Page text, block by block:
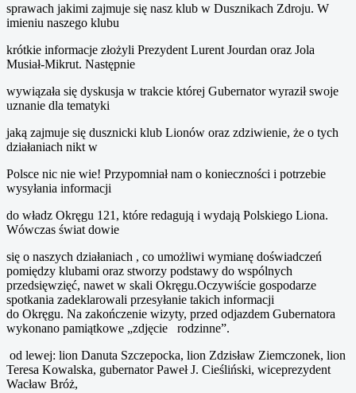
sprawach jakimi zajmuje się nasz klub w Dusznikach Zdroju. W
imieniu naszego klubu
krótkie informacje złożyli Prezydent Lurent Jourdan oraz Jola
Musiał-Mikrut. Następnie
wywiązała się dyskusja w trakcie której Gubernator wyraził swoje
uznanie dla tematyki
jaką zajmuje się dusznicki klub Lionów oraz zdziwienie, że o tych
działaniach nikt w
Polsce nic nie wie! Przypomniał nam o konieczności i potrzebie
wysyłania informacji
do władz Okręgu 121, które redagują i wydają Polskiego Liona.
Wówczas świat dowie
się o naszych działaniach , co umożliwi wymianę doświadczeń
pomiędzy klubami oraz stworzy podstawy do wspólnych
przedsięwzięć, nawet w skali Okręgu.Oczywiście gospodarze
spotkania zadeklarowali przesyłanie takich informacji
do Okręgu. Na zakończenie wizyty, przed odjazdem Gubernatora
wykonano pamiątkowe „zdjęcie rodzinne”.
od lewej: lion Danuta Szczepocka, lion Zdzisław Ziemczonek, lion
Teresa Kowalska, gubernator Paweł J. Cieśliński, wiceprezydent
Wacław Bróż,